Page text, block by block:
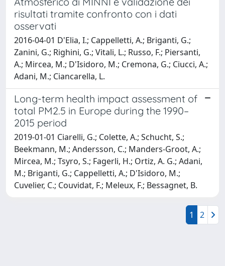
risultati tramite confronto con i dati
osservati
2016-04-01 D'Elia, I.; Cappelletti, A.; Briganti, G.;
Zanini, G.; Righini, G.; Vitali, L.; Russo, F.; Piersanti,
A.; Mircea, M.; D'Isidoro, M.; Cremona, G.; Ciucci, A.;
Adani, M.; Ciancarella, L.
Long-term health impact assessment of
total PM2.5 in Europe during the 1990–
2015 period
2019-01-01 Ciarelli, G.; Colette, A.; Schucht, S.;
Beekmann, M.; Andersson, C.; Manders-Groot, A.;
Mircea, M.; Tsyro, S.; Fagerli, H.; Ortiz, A. G.; Adani,
M.; Briganti, G.; Cappelletti, A.; D'Isidoro, M.;
Cuvelier, C.; Couvidat, F.; Meleux, F.; Bessagnet, B.
1 2